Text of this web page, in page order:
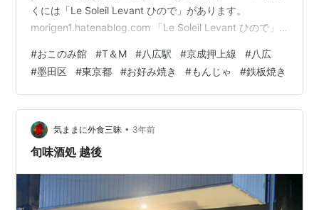
くには「Le Soleil Levant ひので」があります。
morigen1.hatenablog.com 「Le Soleil Levant ひので」
好み焼きのお店「おこのみ館 T＆M」があり、今度機会が
あれば行ってみようと考えておりました。 ちょうど仕事
帰りに行く機会があり、八広駅を降りて行ってみること
に。 おこのみ館 T＆M 外観 おこのみ館 T＆M 店内 「お
このみ館 T＆M」…
#おこのみ館 #T＆M #八広駅 #京成押上線 #八広
#墨田区 #東京都 #お好み焼き #もんじゃ #鉄板焼き
気ままに外食三昧 • 3年前
旬味酒処 越後